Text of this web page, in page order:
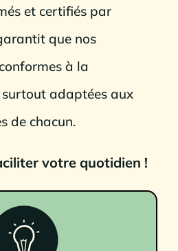
et certifiés par
que nos
à la
adaptées aux
de chacun.
votre quotidien !